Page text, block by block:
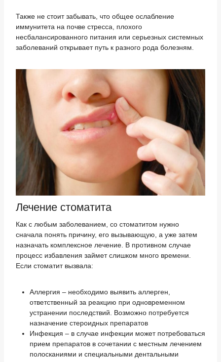
Также не стоит забывать, что общее ослабление
иммунитета на почве стресса, плохого
несбалансированного питания или серьезных системных
заболеваний открывает путь к разного рода болезням.
Лечение стоматита
Как с любым заболеванием, со стоматитом нужно
сначала понять причину, его вызывающую, а уже затем
назначать комплексное лечение. В противном случае
процесс избавления займет слишком много времени.
Если стоматит вызвала:
Аллергия – необходимо выявить аллерген,
ответственный за реакцию при одновременном
устранении последствий. Возможно потребуется
назначение стероидных препаратов
Инфекция – в случае инфекции может потребоваться
прием препаратов в сочетании с местным лечением
полосканиями и специальными дентальными